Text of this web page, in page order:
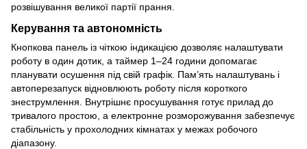
розвішування великої партії прання.
Керування та автономність
Кнопкова панель із чіткою індикацією дозволяє налаштувати
роботу в один дотик, а таймер 1–24 години допомагає
планувати осушення під свій графік. Пам’ять налаштувань і
автоперезапуск відновлюють роботу після короткого
знеструмлення. Внутрішнє просушування готує прилад до
тривалого простою, а електронне розморожування забезпечує
стабільність у прохолодних кімнатах у межах робочого
діапазону.